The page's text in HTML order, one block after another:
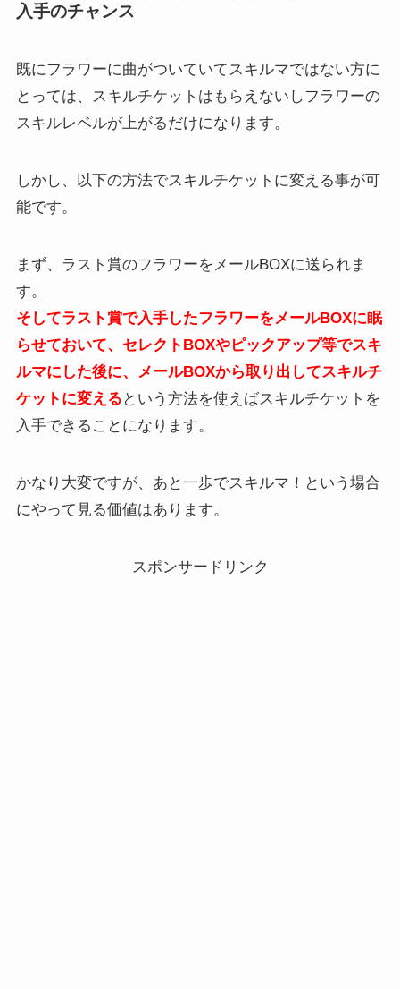
入手のチャンス
既にフラワーに曲がついていてスキルマではない方に
とっては、スキルチケットはもらえないしフラワーの
スキルレベルが上がるだけになります。
しかし、以下の方法でスキルチケットに変える事が可
能です。
まず、ラスト賞のフラワーをメールBOXに送られま
す。
そしてラスト賞で入手したフラワーをメールBOXに眠
らせておいて、セレクトBOXやピックアップ等でスキ
ルマにした後に、メールBOXから取り出してスキルチ
ケットに変える という方法を使えばスキルチケットを
入手できることになります。
かなり大変ですが、あと一歩でスキルマ！という場合
にやって見る価値はあります。
スポンサードリンク